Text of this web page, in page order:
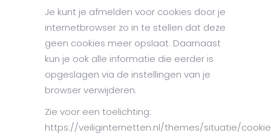
Je kunt je afmelden voor cookies door je
internetbrowser zo in te stellen dat deze
geen cookies meer opslaat. Daarnaast
kun je ook alle informatie die eerder is
opgeslagen via de instellingen van je
browser verwijderen.
Zie voor een toelichting:
https://veiliginternetten.nl/themes/situatie/